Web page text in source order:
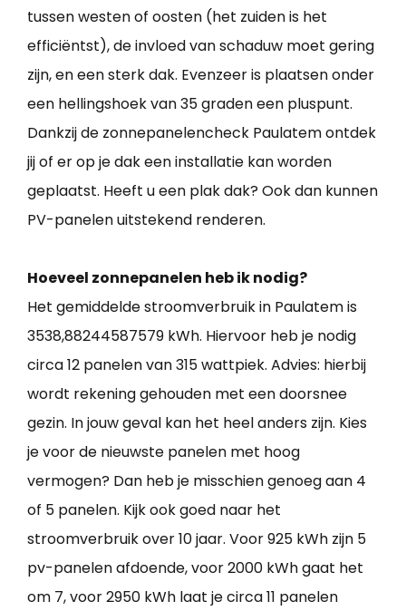
tussen westen of oosten (het zuiden is het
efficiëntst), de invloed van schaduw moet gering
zijn, en een sterk dak. Evenzeer is plaatsen onder
een hellingshoek van 35 graden een pluspunt.
Dankzij de zonnepanelencheck Paulatem ontdek
jij of er op je dak een installatie kan worden
geplaatst. Heeft u een plak dak? Ook dan kunnen
PV-panelen uitstekend renderen.
Hoeveel zonnepanelen heb ik nodig?
Het gemiddelde stroomverbruik in Paulatem is
3538,88244587579 kWh. Hiervoor heb je nodig
circa 12 panelen van 315 wattpiek. Advies: hierbij
wordt rekening gehouden met een doorsnee
gezin. In jouw geval kan het heel anders zijn. Kies
je voor de nieuwste panelen met hoog
vermogen? Dan heb je misschien genoeg aan 4
of 5 panelen. Kijk ook goed naar het
stroomverbruik over 10 jaar. Voor 925 kWh zijn 5
pv-panelen afdoende, voor 2000 kWh gaat het
om 7, voor 2950 kWh laat je circa 11 panelen